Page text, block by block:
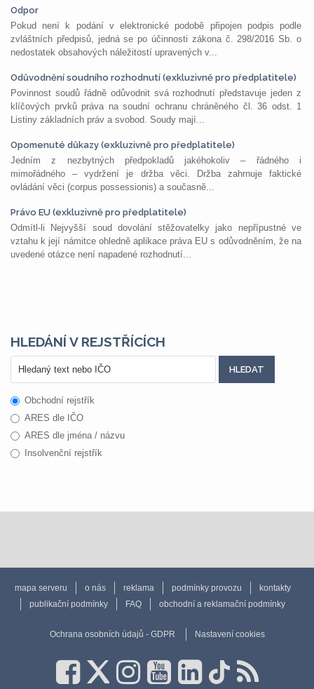
Odpor
Pokud není k podání v elektronické podobě připojen podpis podle
zvláštních předpisů, jedná se po účinnosti zákona č. 298/2016 Sb. o
nedostatek obsahových náležitostí upravených v...
Odůvodnění soudního rozhodnutí (exkluzivně pro předplatitele)
Povinnost soudů řádně odůvodnit svá rozhodnutí představuje jeden z
klíčových prvků práva na soudní ochranu chráněného čl. 36 odst. 1
Listiny základních práv a svobod. Soudy mají...
Opomenuté důkazy (exkluzivně pro předplatitele)
Jedním z nezbytných předpokladů jakéhokoliv – řádného i
mimořádného – vydržení je držba věci. Držba zahrnuje faktické
ovládání věci (corpus possessionis) a současně...
Právo EU (exkluzivně pro předplatitele)
Odmítl-li Nejvyšší soud dovolání stěžovatelky jako nepřípustné ve
vztahu k její námitce ohledně aplikace práva EU s odůvodněním, že na
uvedené otázce není napadené rozhodnutí...
HLEDÁNÍ V REJSTŘÍCÍCH
Obchodní rejstřík
ARES dle IČO
ARES dle jména / názvu
Insolvenční rejstřík
mapa serveru o nás reklama podmínky provozu
kontakty
publikační podmínky
FAQ obchodní a reklamační podmínky
Ochrana osobních údajů - GDPR Nastavení cookies